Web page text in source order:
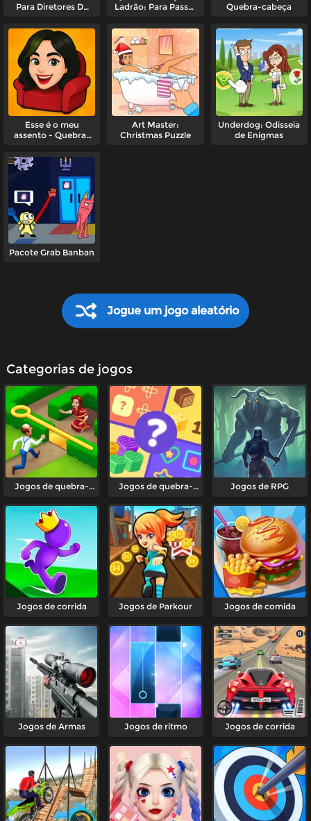
Para Diretores De
Uma Parte
Ladrão: Para Passar
Quebra-cabeça
Esse é o meu
assento - Quebra-
Art Master:
Christmas Puzzle
Underdog: Odisseia
de Enigmas
Pacote Grab Banban
Jogue um jogo aleatório
Categorias de jogos
Jogos de quebra-
Jogos de quebra-
Jogos de RPG
Jogos de corrida Jogos de Parkour Jogos de comida
Jogos de Armas Jogos de ritmo Jogos de corrida